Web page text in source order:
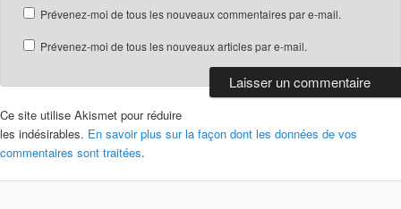
Prévenez-moi de tous les nouveaux commentaires par e-mail.
Prévenez-moi de tous les nouveaux articles par e-mail.
Ce site utilise Akismet pour réduire
les indésirables. En savoir plus sur la façon dont les données de vos
commentaires sont traitées.